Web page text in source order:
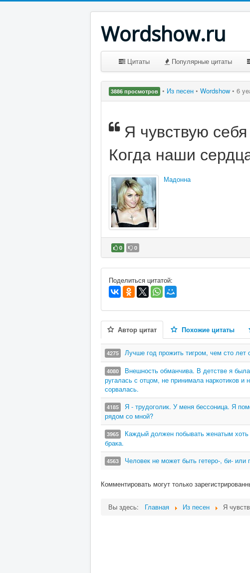
Wordshow.ru
Цитаты Популярные цитаты
3886 просмотров • Из песен • Wordshow • 6
Я чувствую
Когда наши
Мадонна
0 0
В избранное
Поделиться цитатой:
Автор цитат Похожие цитаты
4275 Лучше год прожить тигром, чем сто лет
4080
Внешность обманчива. В детстве я
ругалась с отцом, не принимала наркотиков и
сорвалась.
4185
Я - трудоголик. У меня бессоница. Я
рядом со мной?
3965
Каждый должен побывать женатым хоть
брака.
4563 Человек не может быть гетеро-, би-
Комментировать могут только
Вы здесь: Главная Из песен Я